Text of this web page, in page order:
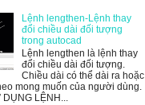
Lệnh lengthen-Lệnh thay
đổi chiều dài đối tượng
trong autocad
Lệnh lengthen là lệnh thay
đổi chiều dài đối tượng.
Chiều dài có thể dài ra hoặc
mong muốn của người dùng.
LỆNH...